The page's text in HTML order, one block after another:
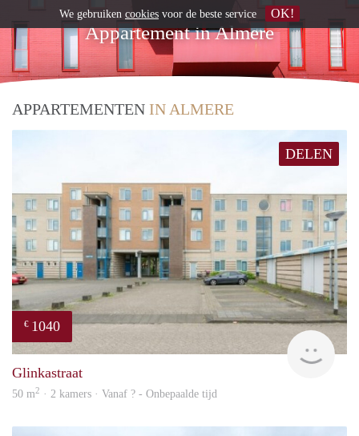
Appartement in Almere
APPARTEMENTEN IN ALMERE
DELEN
€ 1040
Glinkastraat
50 m2 · 2 kamers · Vanaf ? - Onbepaalde tijd
We gebruiken cookies voor de beste service OK!